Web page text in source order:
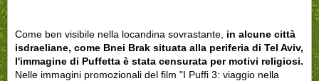
Come ben visibile nella locandina sovrastante, in alcune città
isdraeliane, come Bnei Brak situata alla periferia di Tel Aviv,
l'immagine di Puffetta è stata censurata per motivi religiosi.
Nelle immagini promozionali del film "I Puffi 3: viaggio nella